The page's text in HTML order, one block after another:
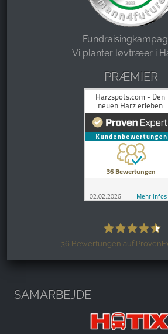
Vi planter løvtræer i
PRÆMIER
36 Bewertungen auf
SAMARBEJDE